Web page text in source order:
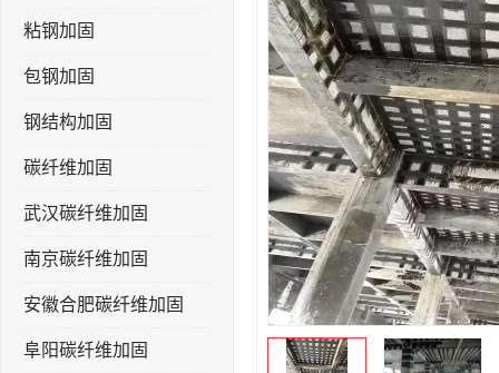
粘钢加固
包钢加固
钢结构加固
碳纤维加固
武汉碳纤维加固
南京碳纤维加固
安徽合肥碳纤维加固
阜阳碳纤维加固